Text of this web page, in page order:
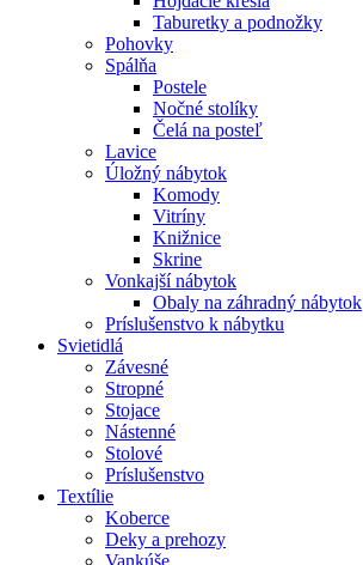
Taburetky a podnožky
Pohovky
Spálňa
Postele
Nočné stolíky
Čelá na posteľ
Lavice
Úložný nábytok
Komody
Vitríny
Knižnice
Skrine
Vonkajší nábytok
Obaly na záhradný nábytok
Príslušenstvo k nábytku
Svietidlá
Závesné
Stropné
Stojace
Nástenné
Stolové
Príslušenstvo
Textílie
Koberce
Deky a prehozy
Vankúše